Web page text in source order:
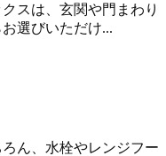
スは、玄関や門まわり
選びいただけ...
ん、水栓やレンジフー